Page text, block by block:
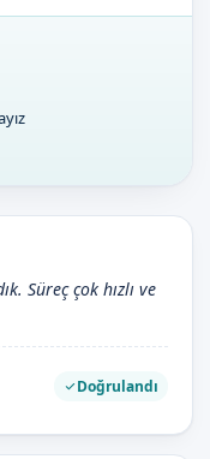
Süreç çok hızlı ve
Doğrulandı